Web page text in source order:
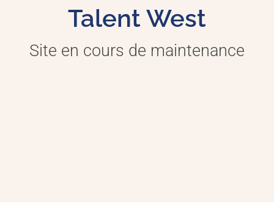
Talent West
Site en cours de maintenance